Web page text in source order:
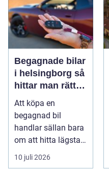
Begagnade bilar
i helsingborg så
hittar man rätt
bil till rätt pris
Att köpa en
begagnad bil
handlar sällan bara
om att hitta lägsta
pris. För många i
och runt Helsingb...
10 juli 2026